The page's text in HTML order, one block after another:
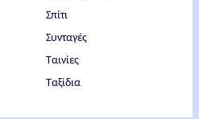
Σπίτι
Συνταγές
Ταινίες
Ταξίδια